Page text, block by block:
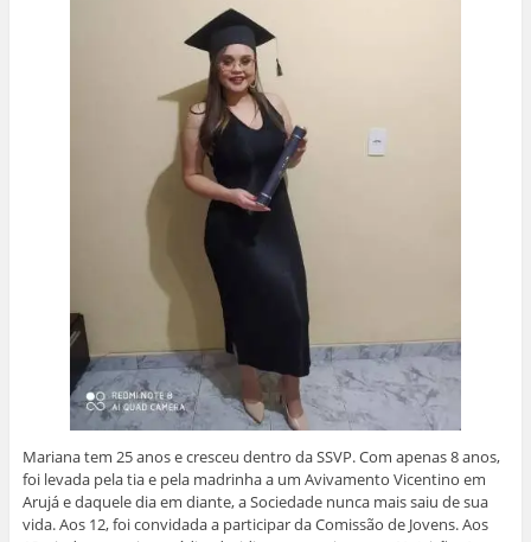
Mariana tem 25 anos e cresceu dentro da SSVP. Com apenas 8 anos,
foi levada pela tia e pela madrinha a um Avivamento Vicentino em
Arujá e daquele dia em diante, a Sociedade nunca mais saiu de sua
vida. Aos 12, foi convidada a participar da Comissão de Jovens. Aos